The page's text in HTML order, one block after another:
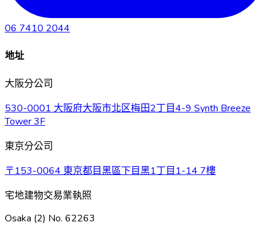
06 7410 2044
地址
大阪分公司
530-0001 大阪府大阪市北区梅田2丁目4-9 Synth Breeze
Tower 3F
東京分公司
〒153-0064 東京都目黑區下目黑1丁目1-14 7樓
宅地建物交易業執照
Osaka (2) No. 62263